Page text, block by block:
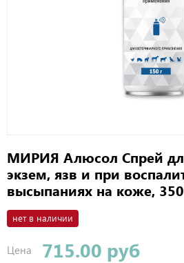
МИРИЯ Алюсол Спрей
экзем, язв и при
высыпаниях на коже,
нет в наличии
Цена 715.00 руб